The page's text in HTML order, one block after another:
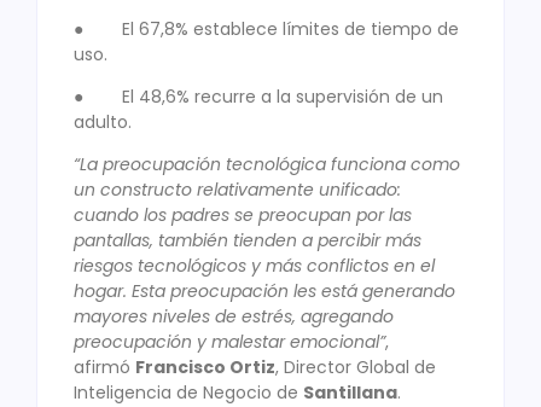
● El 67,8% establece límites de tiempo de
uso.
● El 48,6% recurre a la supervisión de un
adulto.
“La preocupación tecnológica funciona como
un constructo relativamente unificado:
cuando los padres se preocupan por las
pantallas, también tienden a percibir más
riesgos tecnológicos y más conflictos en el
hogar. Esta preocupación les está generando
mayores niveles de estrés, agregando
preocupación y malestar emocional”,
afirmó Francisco Ortiz, Director Global de
Inteligencia de Negocio de Santillana.